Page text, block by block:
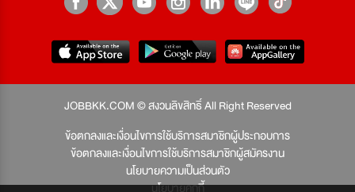
JOBBKK.COM © สงวนลิขสิทธิ์ All Right Reserved
ข้อตกลงและเงื่อนไขการใช้บริการสมาชิกผู้ประกอบการ
ข้อตกลงและเงื่อนไขการใช้บริการสมาชิกผู้สมัครงาน
นโยบายความเป็นส่วนตัว